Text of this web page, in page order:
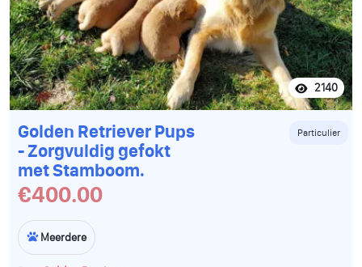
2140
Golden Retriever Pups
- Zorgvuldig gefokt
met Stamboom.
Particulier
€400.00
Meerdere